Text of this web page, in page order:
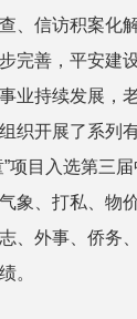
、信访积案化
完善，平安建
业持续发展，
织开展了系列
项目入选第三
象、打私、物
、外事、侨务
。